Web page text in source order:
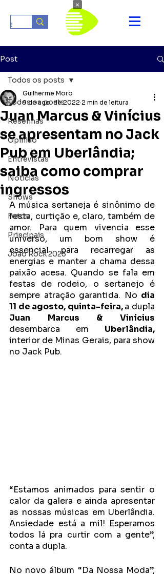
Post
Todos os posts
Resenhas
Opinião
Entrevistas
Notícias
Shows
Fotos
Principais
João Rock 2025
Todos os posts
Juan Marcus & Vinícius
se apresentam no Jack
Pub em Uberlândia;
saiba como comprar
ingressos
Guilherme Moro
9 de ago. de 2022 2 min de leitura
A música sertaneja é sinônimo de
festa, curtição e, claro, também de
amor. Para quem vivencia esse
universo, um bom show é
essencial para recarregar as
energias e manter a chama dessa
paixão acesa. Quando se fala em
festas de rodeio, o sertanejo é
sempre atração garantida. No dia
11 de agosto, quinta-feira,
Juan Marcus & Vinícius
desembarca em
interior de Minas Gerais, para show
no Jack Pub.
“Estamos animados para sentir o
calor da galera e ainda apresentar
as nossas músicas em Uberlândia.
Ansiedade está a mil! Esperamos
todos lá pra curtir com a gente”,
conta a dupla.
No novo álbum “Da Nossa Moda”,
×